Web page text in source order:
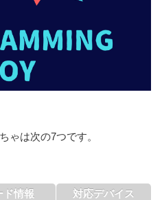
ゃは次の7つです。
ド情報 対応デバイス